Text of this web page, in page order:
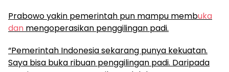
Prabowo yakin pemerintah pun mampu membuka
dan mengoperasikan penggilingan padi.
“Pemerintah Indonesia sekarang punya kekuatan.
Saya bisa buka ribuan penggilingan padi. Daripada